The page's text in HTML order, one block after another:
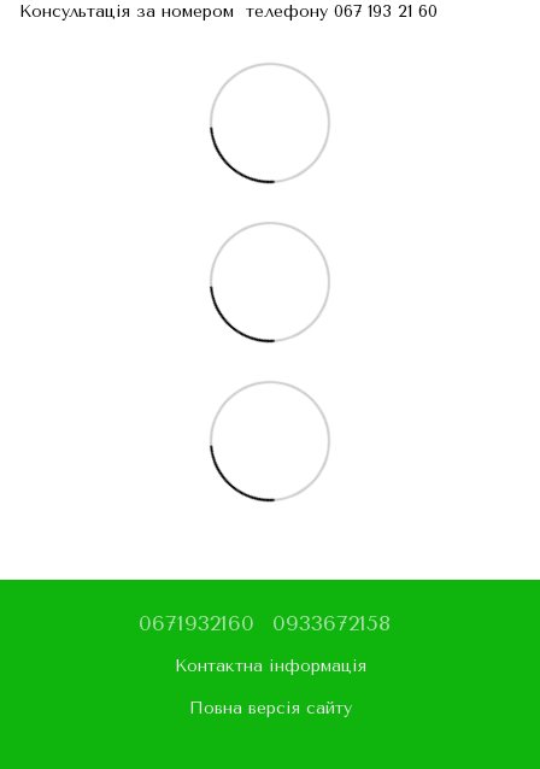
Консультація за номером телефону 067 193 21 60
0671932160 0933672158
Контактна інформація
Повна версія сайту